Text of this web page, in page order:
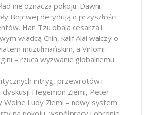
nie oznacza pokoju. Dawni
Bojowej decydują o przyszłości
Han Tzu obala cesarza i
władcą Chin, kalif Alai walczy o
muzułmańskim, a Virlomi –
– rzuca wyzwanie globalnemu
intryg, przewrotów i
dyskusji Hegemon Ziemi, Peter
Wolne Ludy Ziemi – nowy system
na pokoju, współpracy i obronie